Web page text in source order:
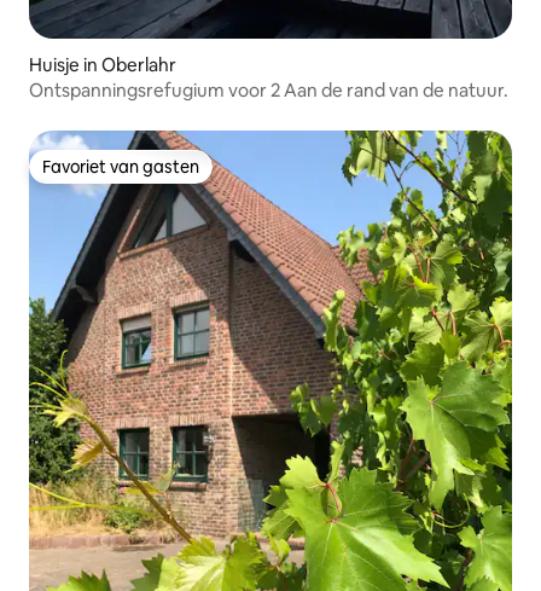
Huisje in Oberlahr
Ontspanningsrefugium voor 2 Aan de rand van de natuur.
Favoriet van gasten
Favoriet van gasten